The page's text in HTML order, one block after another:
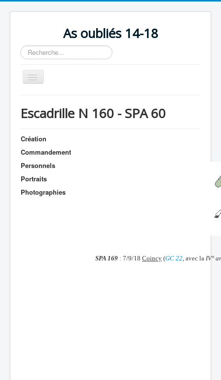
As oubliés 14-18
Rechercher
Basculer
la
Chronologie
Escadrilles
Organisation
Avions
Escadrille N 160 - SPA 60
Création
Commandement
Personnels
Portraits
Photographies
SPA 169 : 7/9/18 Coincy (GC 22, avec la IV°